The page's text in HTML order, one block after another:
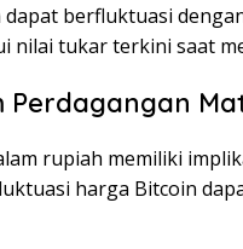
berfluktuasi
nilai tukar terkini saat
Perdagangan
rupiah memiliki
harga Bitcoin